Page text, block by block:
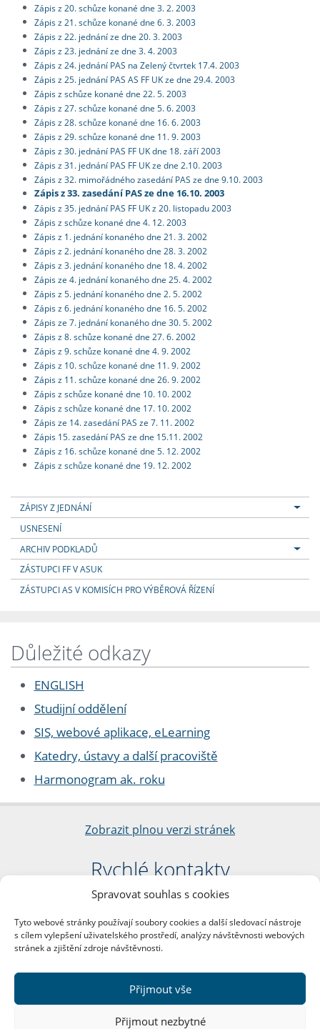
Spravovat souhlas s cookies
Tyto webové stránky používají soubory cookies a další sledovací nástroje
s cílem vylepšení uživatelského prostředí, analýzy návštěvnosti webových
stránek a zjištění zdroje návštěvnosti.
Přijmout vše
Přijmout nezbytné
Zápis z 20. schůze konané dne 3. 2. 2003
Zápis z 21. schůze konané dne 6. 3. 2003
Zápis z 22. jednání ze dne 20. 3. 2003
Zápis z 23. jednání ze dne 3. 4. 2003
Zápis z 24. jednání PAS na Zelený čtvrtek 17.4. 2003
Zápis z 25. jednání PAS AS FF UK ze dne 29.4. 2003
Zápis z schůze konané dne 22. 5. 2003
Zápis z 27. schůze konané dne 5. 6. 2003
Zápis z 28. schůze konané dne 16. 6. 2003
Zápis z 29. schůze konané dne 11. 9. 2003
Zápis z 30. jednání PAS FF UK dne 18. září 2003
Zápis z 31. jednání PAS FF UK ze dne 2.10. 2003
Zápis z 32. mimořádného zasedání PAS ze dne 9.10. 2003
Zápis z 33. zasedání PAS ze dne 16.10. 2003
Zápis z 35. jednání PAS FF UK z 20. listopadu 2003
Zápis z schůze konané dne 4. 12. 2003
Zápis z 1. jednání konaného dne 21. 3. 2002
Zápis z 2. jednání konaného dne 28. 3. 2002
Zápis z 3. jednání konaného dne 18. 4. 2002
Zápis ze 4. jednání konaného dne 25. 4. 2002
Zápis z 5. jednání konaného dne 2. 5. 2002
Zápis z 6. jednání konaného dne 16. 5. 2002
Zápis ze 7. jednání konaného dne 30. 5. 2002
Zápis z 8. schůze konané dne 27. 6. 2002
Zápis z 9. schůze konané dne 4. 9. 2002
Zápis z 10. schůze konané dne 11. 9. 2002
Zápis z 11. schůze konané dne 26. 9. 2002
Zápis z schůze konané dne 10. 10. 2002
Zápis z schůze konané dne 17. 10. 2002
Zápis ze 14. zasedání PAS ze 7. 11. 2002
Zápis 15. zasedání PAS ze dne 15.11. 2002
Zápis z 16. schůze konané dne 5. 12. 2002
Zápis z schůze konané dne 19. 12. 2002
ZÁPISY Z JEDNÁNÍ
USNESENÍ
ARCHIV PODKLADŮ
ZÁSTUPCI FF V ASUK
ZÁSTUPCI AS V KOMISÍCH PRO VÝBĚROVÁ ŘÍZENÍ
Důležité odkazy
ENGLISH
Studijní oddělení
SIS, webové aplikace, eLearning
Katedry, ústavy a další pracoviště
Harmonogram ak. roku
Zobrazit plnou verzi stránek
Rychlé kontakty
Filozofická fakulta
nám. Jana Palacha 1/2
116 38 Praha 1
DIČ: CZ00216208
Další kontakty